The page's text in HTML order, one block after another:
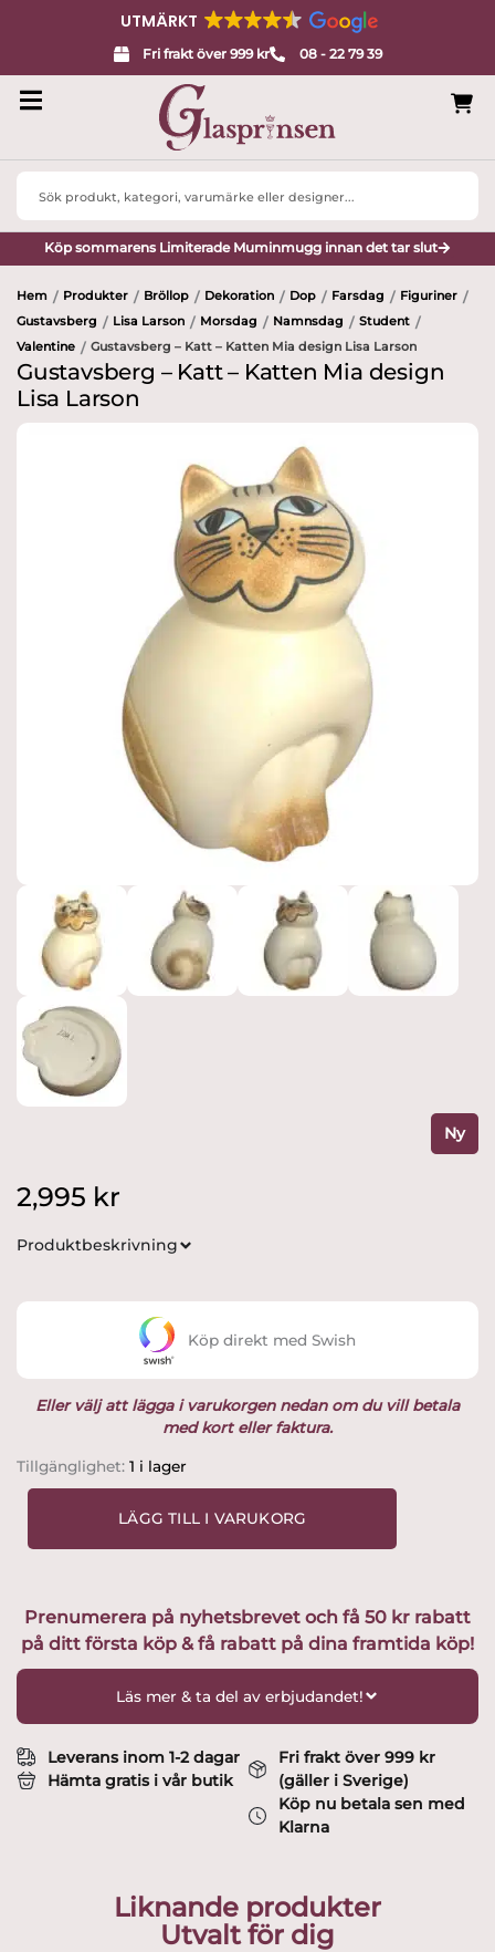
UTMÄRKT
Fri frakt över 999 kr 08 - 22 79 39
Search
Köp sommarens Limiterade Muminmugg innan det tar slut
Hem / Produkter / Bröllop / Dekoration / Dop / Farsdag / Figuriner /
Gustavsberg / Lisa Larson / Morsdag / Namnsdag / Student /
Valentine / Gustavsberg – Katt – Katten Mia design Lisa Larson
Gustavsberg – Katt – Katten Mia design
Lisa Larson
Ny
2,995 kr
Produktbeskrivning
Eller välj att lägga i varukorgen nedan om du vill betala
med kort eller faktura.
Tillgänglighet: 1 i lager
Gustavsberg
Katten
Lisa
Larson
LÄGG TILL I VARUKORG
Köp direkt med Swish
Prenumerera på nyhetsbrevet och få 50 kr rabatt
på ditt första köp & få rabatt på dina framtida köp!
Läs mer & ta del av erbjudandet!
Leverans inom 1-2 dagar
Hämta gratis i vår butik
Fri frakt över 999 kr
(gäller i Sverige)
Köp nu betala sen med
Klarna
Liknande produkter
Utvalt för dig